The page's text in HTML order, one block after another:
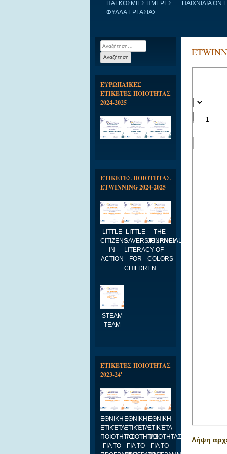
ΠΑΓΚΟΣΜΙΕΣ ΗΜΕΡΕΣ
ΠΑΙΧΝΙΔΙΑ ON
ΦΥΛΛΑ ΕΡΓΑΣΙΑΣ
Λήψη
Αναζήτηση
για:
ΕΥΡΩΠΑΪΚΕΣ
ΕΤΙΚΕΤΕΣ ΠΟΙΟΤΗΤΑΣ
2024-2025
ΕΤΙΚΕΤΕΣ ΠΟΙΟΤΗΤΑΣ
ETWINNING 2024-2025
LITTLE
CITIZENS
IN
ACTION
LITTLE
SAVERS:FINANCIAL
LITERACY
FOR
CHILDREN
THE
JOURNEY
OF
COLORS
STEAM
TEAM
ΕΤΙΚΕΤΕΣ ΠΟΙΟΤΗΤΑΣ
2023-24′
ΕΘΝΙΚΗ
ΕΤΙΚΈΤΑ
ΠΟΙΟΤΗΤΑΣ
ΓΙΑ ΤΟ
ΕΘΝΙΚΗ
ΕΤΙΚΈΤΑ
ΠΟΙΟΤΗΤΑΣ
ΓΙΑ ΤΟ
ΕΘΝΙΚΗ
ΕΤΙΚΈΤΑ
ΠΟΙΟΤΗΤΑΣ
ΓΙΑ ΤΟ